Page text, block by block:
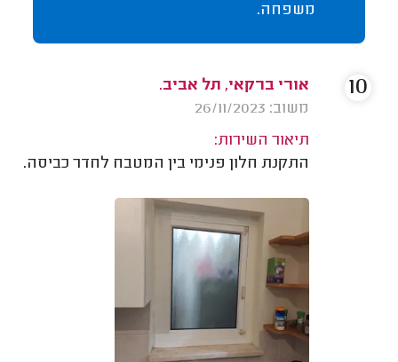
משפחה.
אורי ברקאי, תל אביב.
משוב: 26/11/2023
תיאור השירות:
התקנת חלון פנימי בין המטבח לחדר כביסה.
10